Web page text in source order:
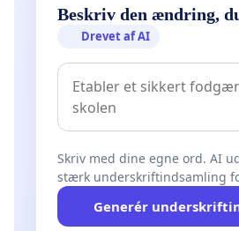
Beskriv den ændring,
Drevet af AI
Skriv med dine egne ord. AI
stærk underskriftindsamling
Generér